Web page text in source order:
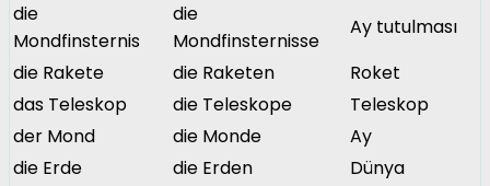
die
Mondfinsternis
die
Mondfinsternisse
Ay tutulması
die Rakete
die Raketen
Roket
das Teleskop
die Teleskope
Teleskop
der Mond
die Monde
Ay
die Erde
die Erden
Dünya